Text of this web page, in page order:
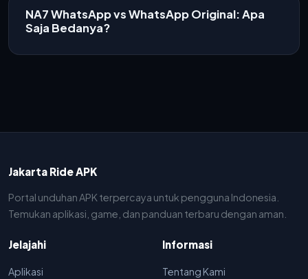
NA7 WhatsApp vs WhatsApp Original: Apa
Saja Bedanya?
Jakarta Ride APK
Portal unduhan APK terpercaya untuk pengguna Indonesia.
Temukan aplikasi, game, dan panduan terbaru dengan aman.
Jelajahi
Aplikasi
Informasi
Tentang Kami